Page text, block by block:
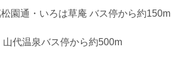
通・いろは草庵 バス停から約150m
代温泉バス停から約500m